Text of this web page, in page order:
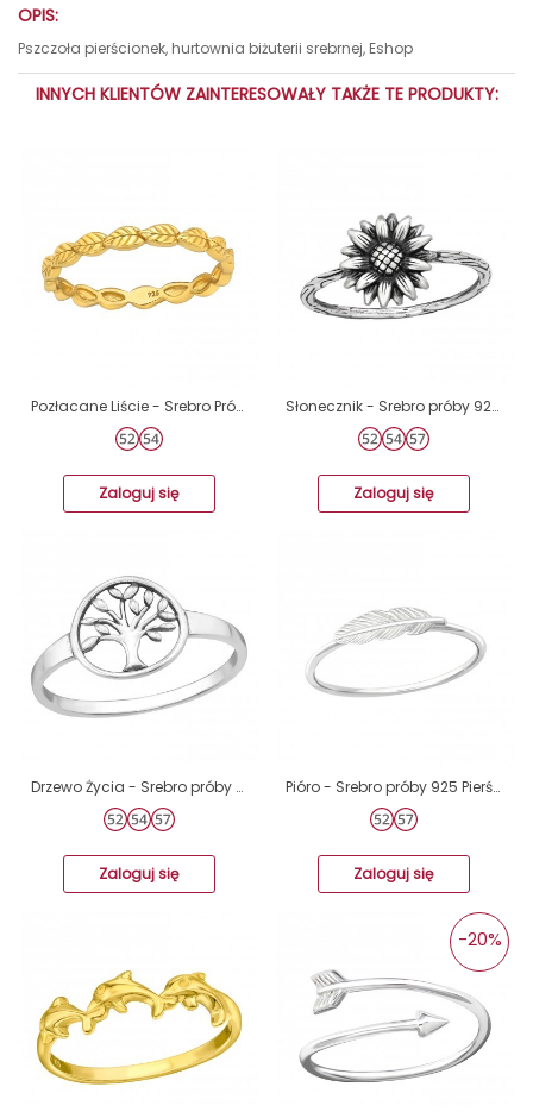
OPIS:
Pszczoła pierścionek, hurtownia biżuterii srebrnej, Eshop
INNYCH KLIENTÓW ZAINTERESOWAŁY TAKŻE TE PRODUKTY:
Pozłacane Liście - Srebro Próby 925 Srebrne Pierścionki A4S43017
Zaloguj się
Słonecznik - Srebro próby 925 Srebrne pierścionki A4S45235
Zaloguj się
Drzewo Życia - Srebro próby 925 Srebrne pierścionki A4S46475
Zaloguj się
Pióro - Srebro próby 925 Pierścionki zwykłe A4S35769
Zaloguj się
-20%